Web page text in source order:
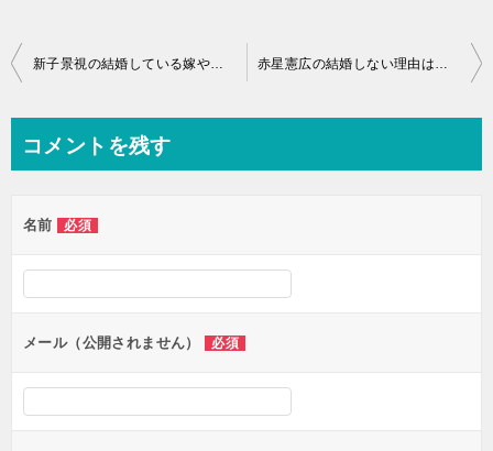
投
ビ
ー
シ
ン
新子景視の結婚している嫁や子供って？本名や国籍の謎とは？ 赤星憲広の結婚しない理由は女好きにあるという真実があきらかに？
コメントを残す
名前 必須
メール（公開されません） 必須